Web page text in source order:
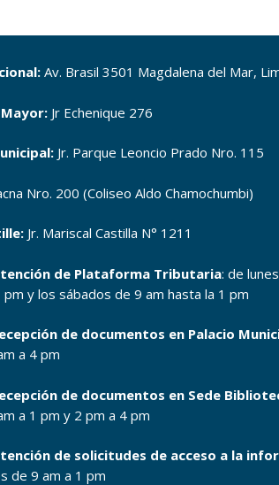
Av. Brasil 3501 Magdalena del Mar,
Jr Echenique 276
Jr. Parque Leoncio Prado Nro. 115
Nro. 200 (Coliseo Aldo Chamochumbi)
Jr. Mariscal Castilla N° 1211
de Plataforma Tributaria: de
pm y los sábados de 9 am hasta la 1 pm
de documentos en Palacio
a 4 pm
de documentos en Sede
a 1 pm y 2 pm a 4 pm
de solicitudes de acceso a la
de 9 am a 1 pm